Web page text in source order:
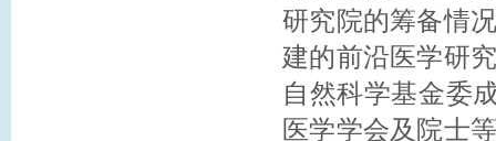
研究院的筹备情
建的前沿医学研
自然科学基金委
医学学会及院士